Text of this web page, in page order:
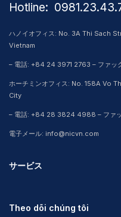
Hotline:
ハノイオフィス: No. 3A Thi Sach
Vietnam
– 電話: +84 24 3971 2763 – ファ
ホーチミンオフィス: No. 158A Vo
City
– 電話: +84 28 3824 4988 – ファ
電子メール: info@nicvn.com
サービス
Theo dõi chúng tôi